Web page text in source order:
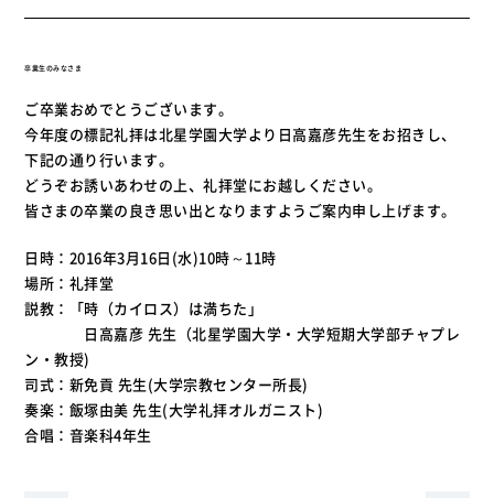
卒業生のみなさま
ご卒業おめでとうございます。
今年度の標記礼拝は北星学園大学より日高嘉彦先生をお招きし、
下記の通り行います。
どうぞお誘いあわせの上、礼拝堂にお越しください。
皆さまの卒業の良き思い出となりますようご案内申し上げます。
日時：2016年3月16日(水)10時～11時
場所：礼拝堂
説教：「時（カイロス）は満ちた」
日高嘉彦 先生（北星学園大学・大学短期大学部チャプレ
ン・教授)
司式：新免貢 先生(大学宗教センター所長)
奏楽：飯塚由美 先生(大学礼拝オルガニスト)
合唱：音楽科4年生